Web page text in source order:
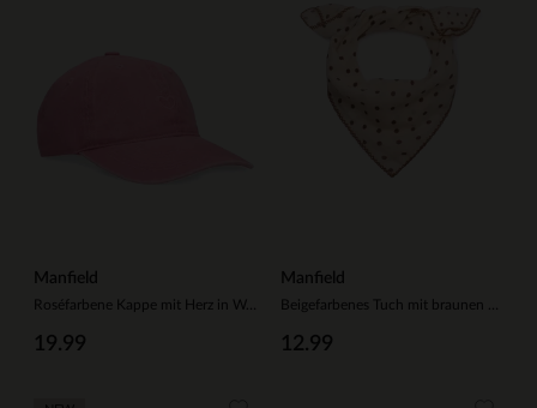
Manfield
Roséfarbene Kappe mit Herz in Washed-Optik
19.99
Manfield
12.99